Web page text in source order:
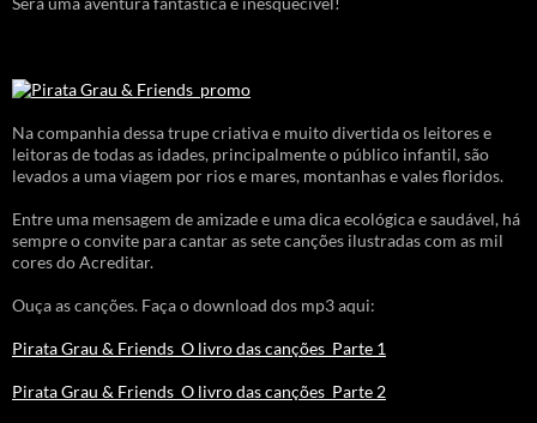
Na companhia dessa trupe criativa e muito divertida os leitores e
leitoras de todas as idades, principalmente o público infantil, são
levados a uma viagem por rios e mares, montanhas e vales floridos.
Entre uma mensagem de amizade e uma dica ecológica e saudável, há
sempre o convite para cantar as sete canções ilustradas com as mil
cores do Acreditar.
Ouça as canções. Faça o download dos mp3 aqui:
Pirata Grau & Friends_O livro das canções_Parte 1
Pirata Grau & Friends_O livro das canções_Parte 2